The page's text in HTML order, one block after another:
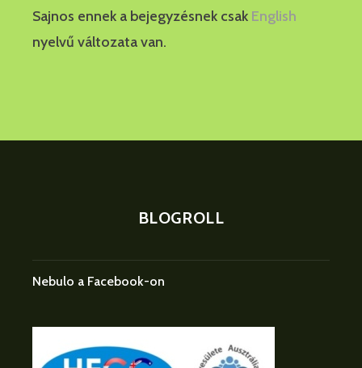
Sajnos ennek a bejegyzésnek csak English
nyelvű változata van.
BLOGROLL
Nebulo a Facebook-on